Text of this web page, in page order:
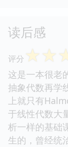
读后感
评分 ☆☆
这是一本很老
抽象代数再学
上就只有
于线性代数大
析一样的基础
生的，曾经统